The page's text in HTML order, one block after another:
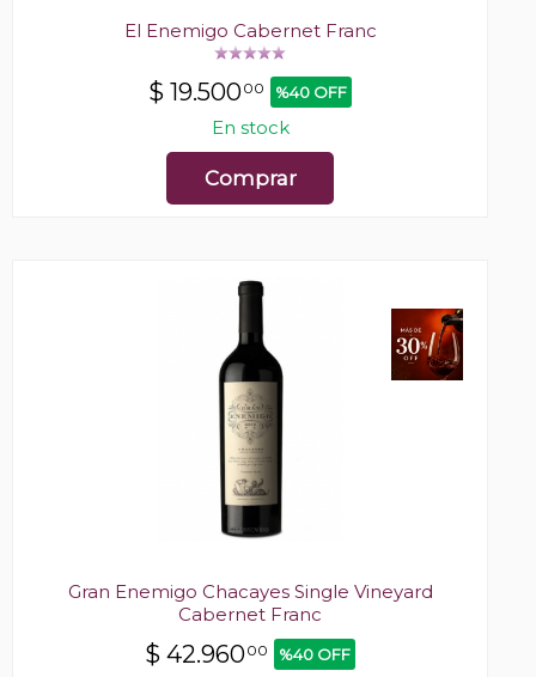
El Enemigo Cabernet Franc
$ 19.50000 %40 OFF
En stock
Comprar
Gran Enemigo Chacayes Single Vineyard
Cabernet Franc
$ 42.96000 %40 OFF